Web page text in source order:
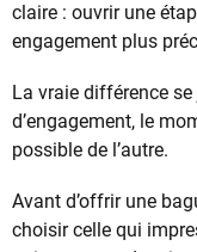
claire : ouvrir une
engagement plus
La vraie différence
d’engagement, le
possible de l’autre.
Avant d’offrir une
choisir celle qui